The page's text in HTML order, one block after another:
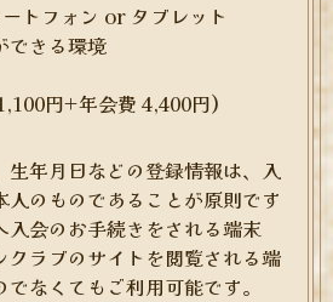
トフォン or タブレット
できる環境
円+年会費 4,400円)
年月日などの登録情報は、入
人のものであることが原則です
入会のお手続きをされる端末
クラブのサイトを閲覧される端
なくてもご利用可能です。